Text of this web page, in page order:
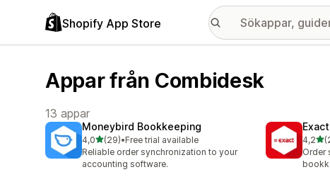
Shopify App Store
Appar från Combidesk
13 appar
Moneybird Bookkeeping
4,0av 5 stjärnor
(29)
29 recensioner totalt
•Free trial available
Reliable order synchronization to your
accounting software.
4,2av
20
Order